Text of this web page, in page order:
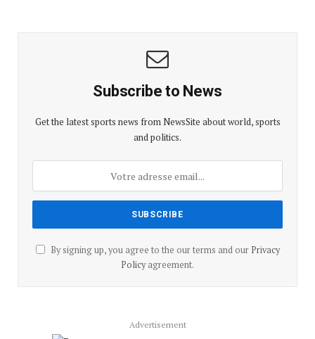
Subscribe to News
Get the latest sports news from NewsSite about world, sports
and politics.
By signing up, you agree to the our terms and our Privacy
Policyagreement.
Advertisement